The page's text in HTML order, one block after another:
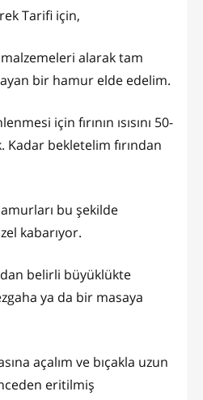
Tarifi için,
alarak tam
bir hamur elde edelim.
için fırının ısısını 50-
Kadar bekletelim fırından
bu şekilde
kabarıyor.
belirli büyüklükte
ya da bir masaya
açalım ve bıçakla uzun
eritilmiş